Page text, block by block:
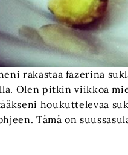
rakastaa fazerina
Olen pitkin viikkoa
houkuttelevaa
Tämä on